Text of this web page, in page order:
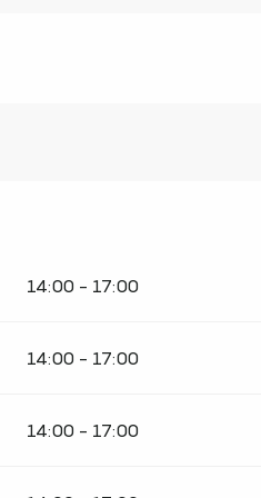
14:00 - 17:00
14:00 - 17:00
14:00 - 17:00